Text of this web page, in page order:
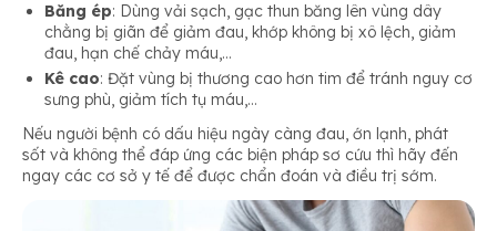
Băng ép: Dùng vải sạch, gạc thun băng lên vùng dây
chằng bị giãn để giảm đau, khớp không bị xô lệch, giảm
đau, hạn chế chảy máu,…
Kê cao: Đặt vùng bị thương cao hơn tim để tránh nguy cơ
sưng phù, giảm tích tụ máu,…
Nếu người bệnh có dấu hiệu ngày càng đau, ớn lạnh, phát
sốt và không thể đáp ứng các biện pháp sơ cứu thì hãy đến
ngay các cơ sở y tế để được chẩn đoán và điều trị sớm.